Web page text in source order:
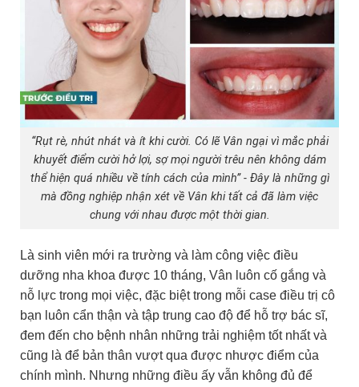
“Rụt rè, nhút nhát và ít khi cười. Có lẽ Vân ngại vì mắc phải
khuyết điểm cười hở lợi, sợ mọi người trêu nên không dám
thể hiện quá nhiều về tính cách của mình” - Đây là những gì
mà đồng nghiệp nhận xét về Vân khi tất cả đã làm việc
chung với nhau được một thời gian.
Là sinh viên mới ra trường và làm công việc điều
dưỡng nha khoa được 10 tháng, Vân luôn cố gắng và
nỗ lực trong mọi việc, đặc biệt trong mỗi case điều trị cô
bạn luôn cẩn thận và tập trung cao độ để hỗ trợ bác sĩ,
đem đến cho bệnh nhân những trải nghiệm tốt nhất và
cũng là để bản thân vượt qua được nhược điểm của
chính mình. Nhưng những điều ấy vẫn không đủ để